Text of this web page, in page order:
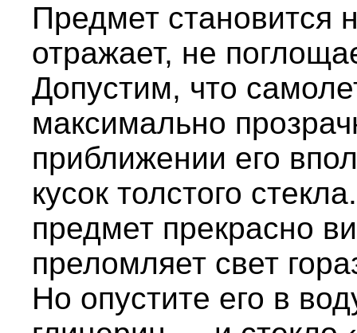
Предмет становится
отражает, не
Допустим, что
максимально
приближении его
кусок толстого
предмет прекрасно
преломляет свет
Но опустите его в